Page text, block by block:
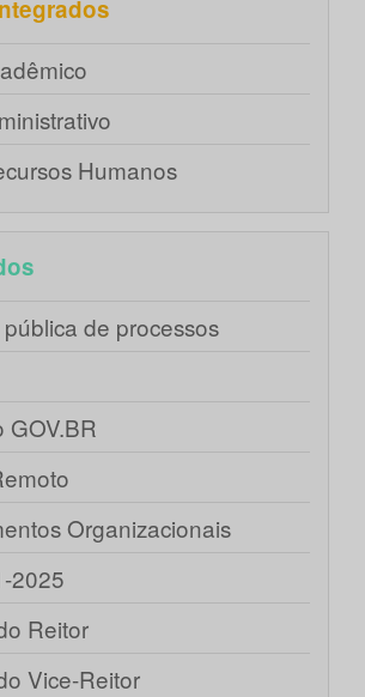
Humanos
de processos
GOV.BR
Organizacionais
2025
Reitor
Vice-Reitor